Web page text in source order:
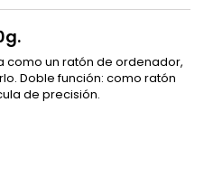
como un ratón de ordenador,
Doble función: como ratón
de precisión.